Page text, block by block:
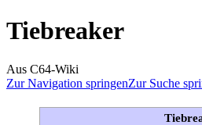
Tiebreaker
Aus C64-Wiki
Zur Navigation springenZur Suche